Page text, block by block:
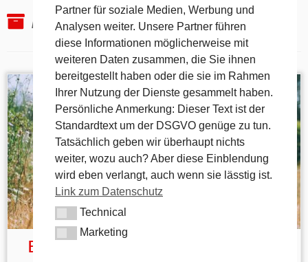
Archiv für den Tag:30. Juni 2025
Einladung zum Gehen
Partner für soziale Medien, Werbung und
Analysen weiter. Unsere Partner führen
diese Informationen möglicherweise mit
weiteren Daten zusammen, die Sie ihnen
bereitgestellt haben oder die sie im Rahmen
Ihrer Nutzung der Dienste gesammelt haben.
Persönliche Anmerkung: Dieser Text ist der
Standardtext um der DSGVO genüge zu tun.
Tatsächlich geben wir überhaupt nichts
weiter, wozu auch? Aber diese Einblendung
wird eben verlangt, auch wenn sie lässtig ist.
Link zum Datenschutz
TechnicalTechnical
MarketingMarketing